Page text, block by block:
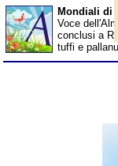
Mondiali di
Voce
conclusi a
tuffi e